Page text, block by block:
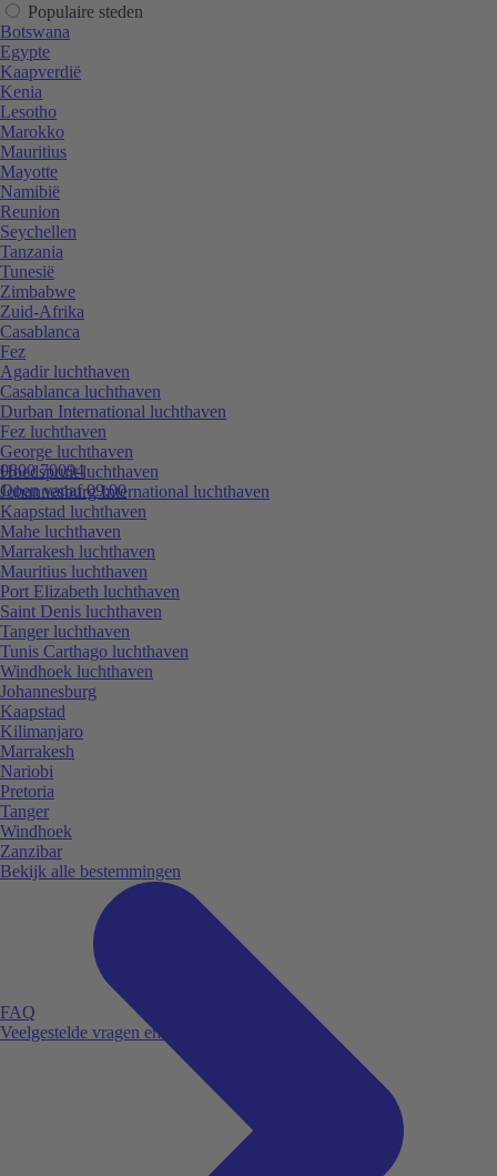
0800 70094
Open vanaf 09:00
FAQ
Veelgestelde vragen en antwoorden.
Populaire steden
Botswana
Egypte
Kaapverdië
Kenia
Lesotho
Marokko
Mauritius
Mayotte
Namibië
Reunion
Seychellen
Tanzania
Tunesië
Zimbabwe
Zuid-Afrika
Casablanca
Fez
Agadir luchthaven
Casablanca luchthaven
Durban International luchthaven
Fez luchthaven
George luchthaven
Hoedspruit luchthaven
Johannesburg International luchthaven
Kaapstad luchthaven
Mahe luchthaven
Marrakesh luchthaven
Mauritius luchthaven
Port Elizabeth luchthaven
Saint Denis luchthaven
Tanger luchthaven
Tunis Carthago luchthaven
Windhoek luchthaven
Johannesburg
Kaapstad
Kilimanjaro
Marrakesh
Nariobi
Pretoria
Tanger
Windhoek
Zanzibar
Bekijk alle bestemmingen